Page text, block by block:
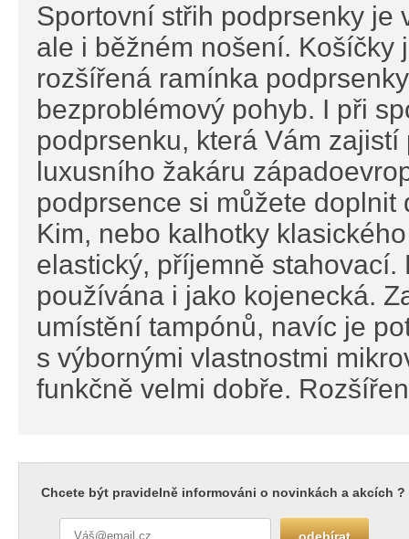
Sportovní střih podprsenky je
ale i běžném nošení. Košíčky
rozšířená ramínka
bezproblémový pohyb. I při
podprsenku, která Vám
luxusního žakáru
podprsence si můžete
Kim, nebo kalhotky
elastický, příjemně
používána i jako kojenecká.
umístění tampónů, navíc je
s výbornými vlastnostmi
funkčně velmi dobře.
Chcete být pravidelně informováni o novinkách a akcích ?